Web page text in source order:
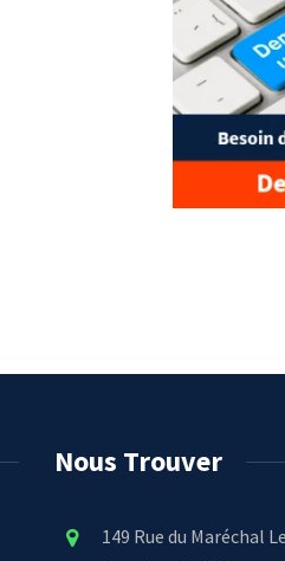
Nous Trouver
149 Rue du Maréchal